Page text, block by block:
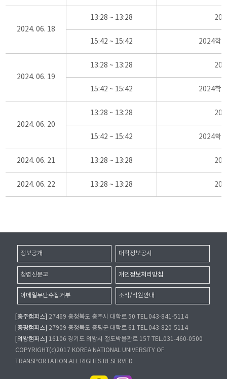
2024. 06. 18
13:28 ~ 13:28
15:42 ~ 15:42 2024학
2024. 06. 19
13:28 ~ 13:28
15:42 ~ 15:42 2024학
2024. 06. 20
13:28 ~ 13:28
15:42 ~ 15:42 2024학
2024. 06. 21 13:28 ~ 13:28
2024. 06. 22 13:28 ~ 13:28
정보공개 대학정보공시
청렴신문고 개인정보처리방침
이메일무단수집거부 조직/직원안내
[충주캠퍼스]
27469 충청북도 충주시 대학로 50 TEL.043-841-5114
[증평캠퍼스]
27909 충청북도 증평군 대학로 61 TEL.043-820-5114
[의왕캠퍼스]
16106 경기도 의왕시 철도박물관로 157 TEL.031-460-0500
COPYRIGHT(c)2017 KOREA NATIONAL UNIVERSITY OF
TRANSPORTATION.ALL RIGHTS RESERVED